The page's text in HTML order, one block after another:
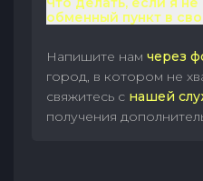
обменный пункт в
Напишите нам через
город, в котором не
свяжитесь с нашей
получения